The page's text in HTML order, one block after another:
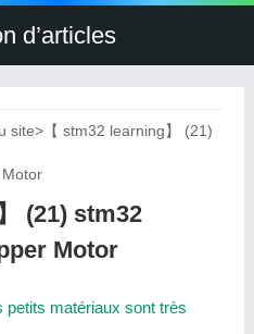
d’articles
site>【 stm32 learning】 (21)
(21) stm32
Motor
petits matériaux sont très